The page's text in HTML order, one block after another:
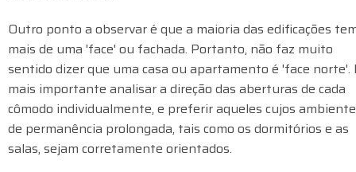
Outro ponto a observar é que a maioria das edificações
mais de uma 'face' ou fachada. Portanto, não faz muito
sentido dizer que uma casa ou apartamento é 'face norte'.
mais importante analisar a direção das aberturas de cada
cômodo individualmente, e preferir aqueles cujos
de permanência prolongada, tais como os dormitórios e as
salas, sejam corretamente orientados.